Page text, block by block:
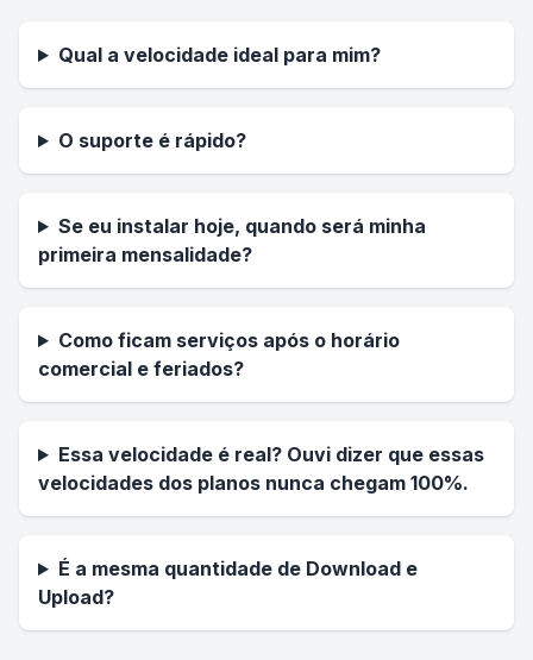
Qual a velocidade ideal para mim?
O suporte é rápido?
Se eu instalar hoje, quando será minha
primeira mensalidade?
Como ficam serviços após o horário
comercial e feriados?
Essa velocidade é real? Ouvi dizer que essas
velocidades dos planos nunca chegam 100%.
É a mesma quantidade de Download e
Upload?